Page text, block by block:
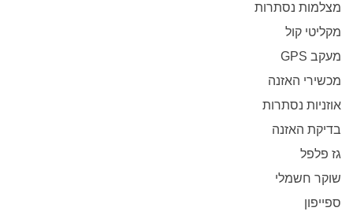
מצלמות נסתרות
מקליטי קול
מעקב GPS
מכשירי האזנה
אוזניות נסתרות
בדיקת האזנה
גז פלפל
שוקר חשמלי
ספייפון